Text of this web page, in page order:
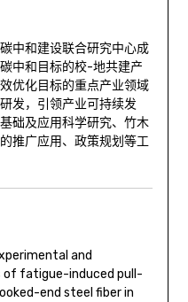
中和建设联合研究中心成
中和目标的校-地共建产
优化目标的重点产业领域
发，引领产业可持续发
础及应用科学研究、竹木
推广应用、政策规划等工
and
of fatigue-induced pull-
end steel fiber in